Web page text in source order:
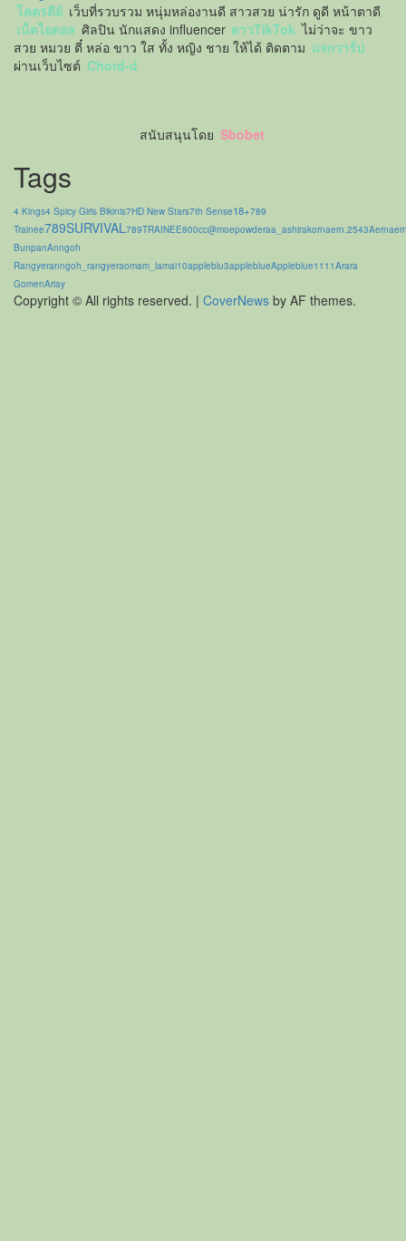
โคตรดีย์ เว็บที่รวบรวม หนุ่มหล่องานดี สาวสวย น่ารัก ดูดี หน้าตาดี
เน็ตไอดอล ศิลปิน นักแสดง influencer ดาวTikTok ไม่ว่าจะ ขาว
สวย หมวย ตี๋ หล่อ ขาว ใส ทั้ง หญิง ชาย ให้ได้ ติดตาม แจกวาร์ป
ผ่านเว็บไซต์ Chord-d
สนับสนุนโดย Sbobet
Tags
4 Kings4 Spicy Girls Bikinis7HD New Stars7th Sense18+789
Trainee789SURVIVAL 789TRAINEE800cc@moepowderaa_ashirakornaern.2543
BunpanAnngoh
Rangyeranngoh_rangyeraomam_lamai10appleblu3appleblueAppleblue1111Arara
GomenAriay
Copyright © All rights reserved. | CoverNews by AF themes.